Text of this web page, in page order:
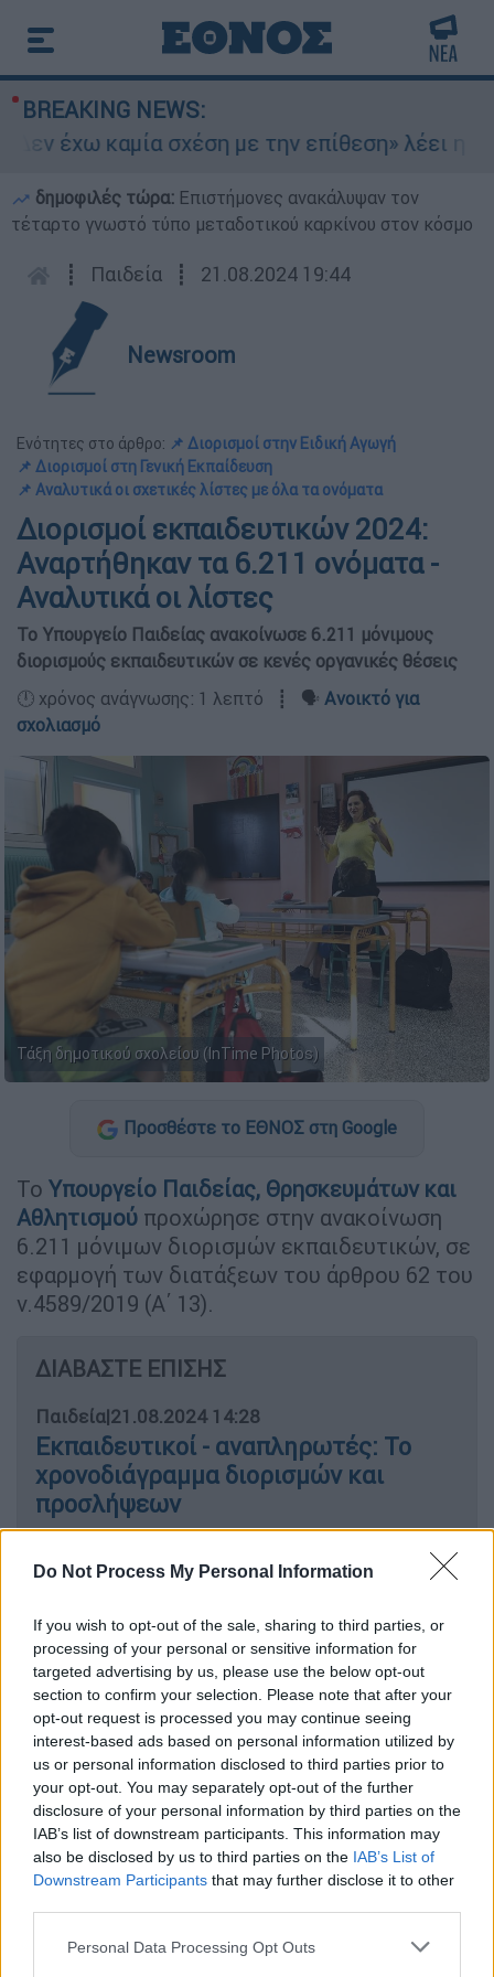
Do Not Process My Personal Information
If you wish to opt-out of the sale, sharing to third parties, or
processing of your personal or sensitive information for
targeted advertising by us, please use the below opt-out
section to confirm your selection. Please note that after your
opt-out request is processed you may continue seeing
interest-based ads based on personal information utilized by
us or personal information disclosed to third parties prior to
your opt-out. You may separately opt-out of the further
disclosure of your personal information by third parties on the
IAB’s list of downstream participants. This information may
also be disclosed by us to third parties on the IAB’s List of
Downstream Participants that may further disclose it to other
Please note that this website/app uses one or more Google
Personal Data Processing Opt Outs
BREAKING NEWS:
έχω καμία σχέση με την επίθεση» λέει η
δημοφιλές τώρα: Επιστήμονες ανακάλυψαν τον
τέταρτο γνωστό τύπο μεταδοτικού καρκίνου στον κόσμο
┋ Παιδεία ┋ 21.08.2024 19:44
Newsroom
Ενότητες στο άρθρο: 📌 Διορισμοί στην Ειδική Αγωγή
📌 Διορισμοί στη Γενική Εκπαίδευση
📌 Αναλυτικά οι σχετικές λίστες με όλα τα ονόματα
Διορισμοί εκπαιδευτικών 2024:
Αναρτήθηκαν τα 6.211 ονόματα -
Αναλυτικά οι λίστες
Το Υπουργείο Παιδείας ανακοίνωσε 6.211 μόνιμους
διορισμούς εκπαιδευτικών σε κενές οργανικές θέσεις
🕛 χρόνος ανάγνωσης: 1 λεπτό ┋ 🗣️ Ανοικτό για
σχολιασμό
Τάξη δημοτικού σχολείου (InTime Photos)
Προσθέστε το ΕΘΝΟΣ στη Google
Το Υπουργείο Παιδείας, Θρησκευμάτων και
Αθλητισμού προχώρησε στην ανακοίνωση
6.211 μόνιμων διορισμών εκπαιδευτικών, σε
εφαρμογή των διατάξεων του άρθρου 62 του
ν.4589/2019 (Α΄ 13).
ΔΙΑΒΑΣΤΕ ΕΠΙΣΗΣ
Παιδεία|21.08.2024 14:28
Εκπαιδευτικοί - αναπληρωτές: Το
χρονοδιάγραμμα διορισμών και
προσλήψεων
Διορισμοί στην Ειδική Αγωγή
Συγκεκριμένα, 172 εκπαιδευτικοίΕιδικής
Αγωγής και Εκπαίδευσης θα προσληφθούν
από τους εγγεγραμμένους στους τελικούς
αξιολογικούς πίνακες κατάταξης Β΄ της
Προκήρυξης 3ΕΑ/2022 του Α.Σ.Ε.Π. (Γ΄
1618/2023). Αναλυτικά:
120 εκπαιδευτικοί των κλάδων/
ειδικοτήτων ΠΕ08, ΠΕ79.01, ΠΕ86,
ΠΕ91.01 και ΠΕ91.02 στην Πρωτοβάθμια
52 εκπαιδευτικοί των κλάδων/